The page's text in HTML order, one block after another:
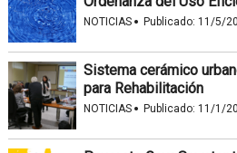
NOTICIAS · Publicado: 11/5/
Sistema cerámico
para Rehabilitación
NOTICIAS · Publicado: 11/1/